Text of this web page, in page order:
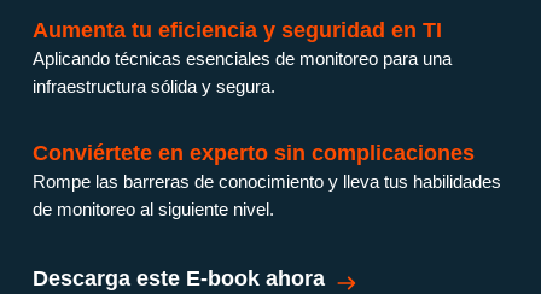
Aumenta tu eficiencia y seguridad en TI
Aplicando técnicas esenciales de monitoreo para una
infraestructura sólida y segura.
Conviértete en experto sin complicaciones
Rompe las barreras de conocimiento y lleva tus habilidades
de monitoreo al siguiente nivel.
Descarga este E-book ahora